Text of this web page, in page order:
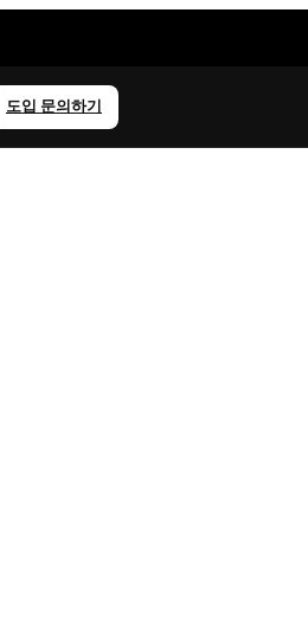
도입 문의하기